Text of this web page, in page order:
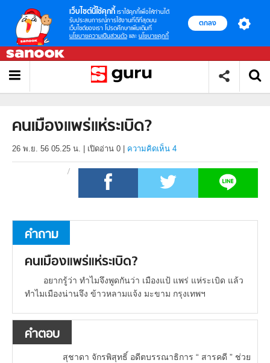
เว็บไซต์นี้ใช้คุกกี้ เราใช้คุกกี้เพื่อให้ท่านได้
รับประสบการณ์การใช้งานที่ดีที่สุดบน
เว็บไซต์ของเรา โปรดศึกษาเพิ่มเติมที่
นโยบายความเป็นส่วนตัว และ นโยบายคุกกี้
ตกลง
คนเมืองแพร่แห่ระเบิด?
26 พ.ย. 56 05.25 น. เปิดอ่าน 0 ความคิดเห็น 4
คำถาม
คนเมืองแพร่แห่ระเบิด?
อยากรู้ว่า ทำไมจึงพูดกันว่า เมืองแป้ แพร่ แห่ระเบิด แล้ว
ทำไมเมืองน่านจึง ข้าวหลามแจ้ง มะขาม กรุงเทพฯ
คำตอบ
สุชาดา จักรพิสุทธิ์ อดีตบรรณาธิการ “ สารคดี ” ช่วย